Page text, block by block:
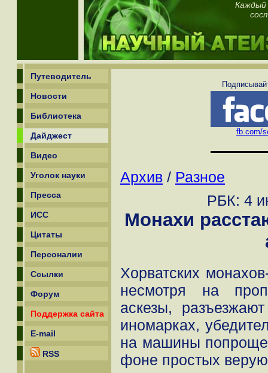
Каждый
Путеводитель
Новости
Библиотека
Дайджест
Видео
Уголок науки
Пресса
ИСС
Цитаты
Персоналии
Ссылки
Форум
Поддержка сайта
E-mail
RSS
fb.com/
Архив / Разное
РБК: 4
Монахи
Хорватских
несмотря на
аскезы,
иномарках,
на машины
фоне простых